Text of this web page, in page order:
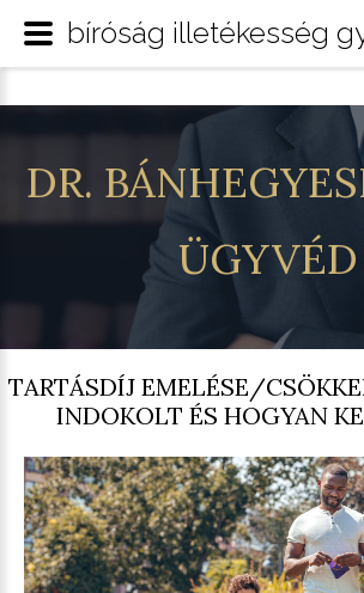
DR.
ÜGYVÉD
TARTÁSDÍJ EMELÉSE/
INDOKOLT ÉS HOGYAN